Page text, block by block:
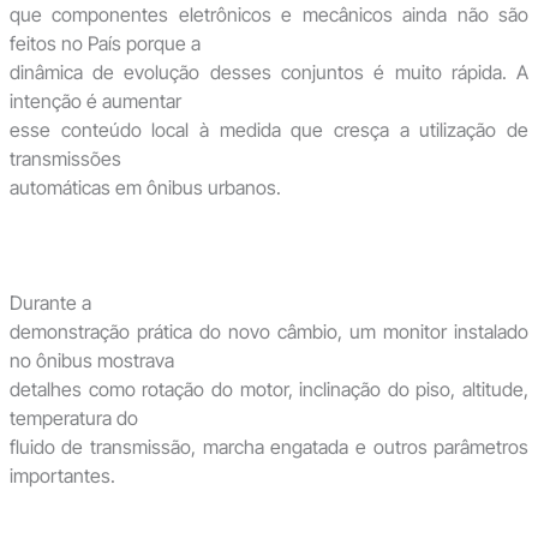
que componentes eletrônicos e mecânicos ainda não são
feitos no País porque a
dinâmica de evolução desses conjuntos é muito rápida. A
intenção é aumentar
esse conteúdo local à medida que cresça a utilização de
transmissões
automáticas em ônibus urbanos.
Durante a
demonstração prática do novo câmbio, um monitor instalado
no ônibus mostrava
detalhes como rotação do motor, inclinação do piso, altitude,
temperatura do
fluido de transmissão, marcha engatada e outros parâmetros
importantes.